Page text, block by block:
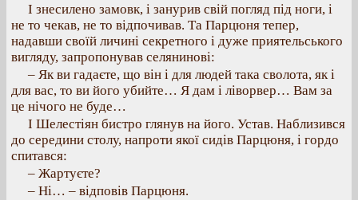
І знесилено замовк, і занурив свій погляд під ноги, і
не то чекав, не то відпочивав. Та Парцюня тепер,
надавши своїй личині секретного і дуже приятельського
вигляду, запропонував селянинові:
– Як ви гадаєте, що він і для людей така сволота, як і
для вас, то ви його убийте… Я дам і ліворвер… Вам за
це нічого не буде…
І Шелестіян бистро глянув на його. Устав. Наблизився
до середини столу, напроти якої сидів Парцюня, і гордо
спитався:
– Жартуєте?
– Ні… – відповів Парцюня.